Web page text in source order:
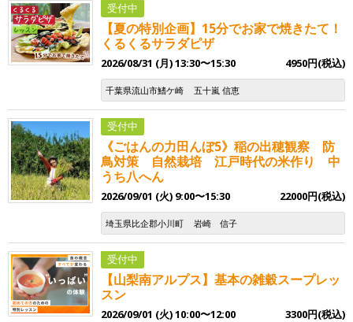
受付中
【夏の特別企画】15分でお家で焼きたて！
くるくるサラダピザ
2026/08/31 (月) 13:30〜15:30 4950円(税込)
千葉県流山市鰭ケ崎 五十嵐 信恵
受付中
《ごはんの力田んぼ5》稲の出穂観察 防
鳥対策 自然栽培 江戸時代の米作り 中
うち八へん
2026/09/01 (火) 9:00〜15:30 22000円(税込)
埼玉県比企郡小川町 岩崎 信子
受付中
【山梨南アルプス】基本の雑穀スープレッ
スン
2026/09/01 (火) 10:00〜12:00 3300円(税込)